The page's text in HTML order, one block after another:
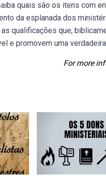
quais são os itens com
da esplanada dos
qualificações que,
e promovem uma
For more